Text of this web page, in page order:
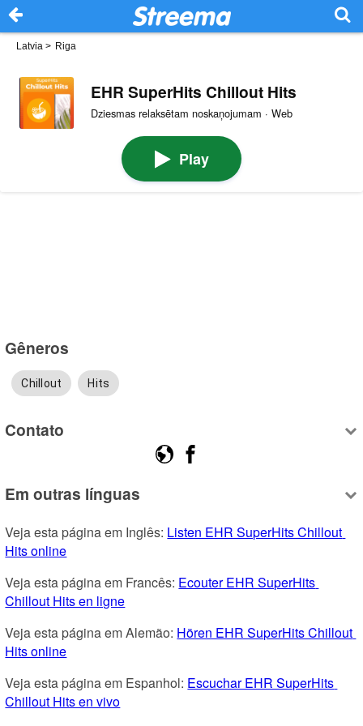
Latvia > Riga
EHR SuperHits Chillout Hits
Dziesmas relaksētam noskaņojumam · Web
Play
Gêneros
Chillout Hits
Contato
Em outras línguas
Veja esta página em Inglês: Listen EHR SuperHits Chillout
Hits online
Veja esta página em Francês: Ecouter EHR SuperHits
Chillout Hits en ligne
Veja esta página em Alemão: Hören EHR SuperHits Chillout
Hits online
Veja esta página em Espanhol: Escuchar EHR SuperHits
Chillout Hits en vivo